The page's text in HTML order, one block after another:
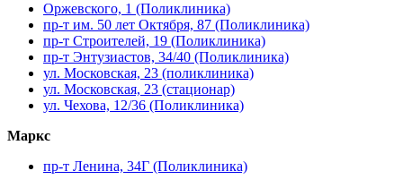
Оржевского, 1 (Поликлиника)
пр-т им. 50 лет Октября, 87 (Поликлиника)
пр-т Строителей, 19 (Поликлиника)
пр-т Энтузиастов, 34/40 (Поликлиника)
ул. Московская, 23 (поликлиника)
ул. Московская, 23 (стационар)
ул. Чехова, 12/36 (Поликлиника)
Маркс
пр-т Ленина, 34Г (Поликлиника)